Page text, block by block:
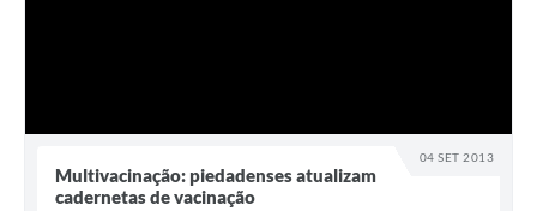
04 SET 2013
Multivacinação: piedadenses atualizam
cadernetas de vacinação